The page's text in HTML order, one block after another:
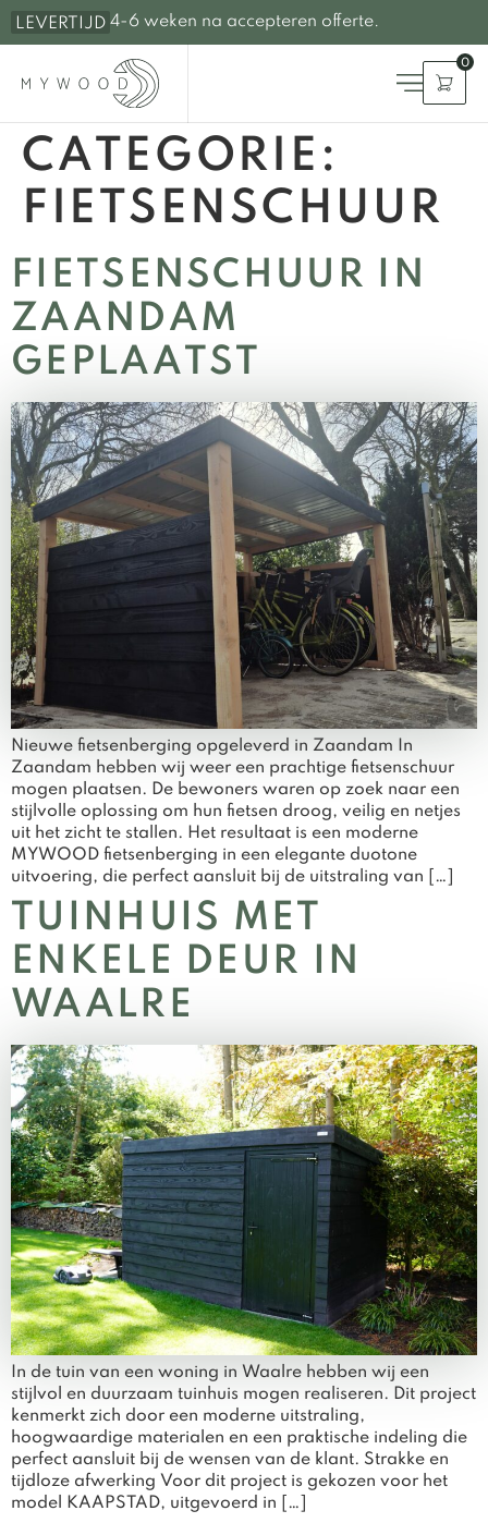
LEVERTIJD 4-6 weken na accepteren offerte.
0
CATEGORIE:
FIETSENSCHUUR
FIETSENSCHUUR IN
ZAANDAM
GEPLAATST
Nieuwe fietsenberging opgeleverd in Zaandam In
Zaandam hebben wij weer een prachtige fietsenschuur
mogen plaatsen. De bewoners waren op zoek naar een
stijlvolle oplossing om hun fietsen droog, veilig en netjes
uit het zicht te stallen. Het resultaat is een moderne
MYWOOD fietsenberging in een elegante duotone
uitvoering, die perfect aansluit bij de uitstraling van […]
TUINHUIS MET
ENKELE DEUR IN
WAALRE
In de tuin van een woning in Waalre hebben wij een
stijlvol en duurzaam tuinhuis mogen realiseren. Dit project
kenmerkt zich door een moderne uitstraling,
hoogwaardige materialen en een praktische indeling die
perfect aansluit bij de wensen van de klant. Strakke en
tijdloze afwerking Voor dit project is gekozen voor het
model KAAPSTAD, uitgevoerd in […]